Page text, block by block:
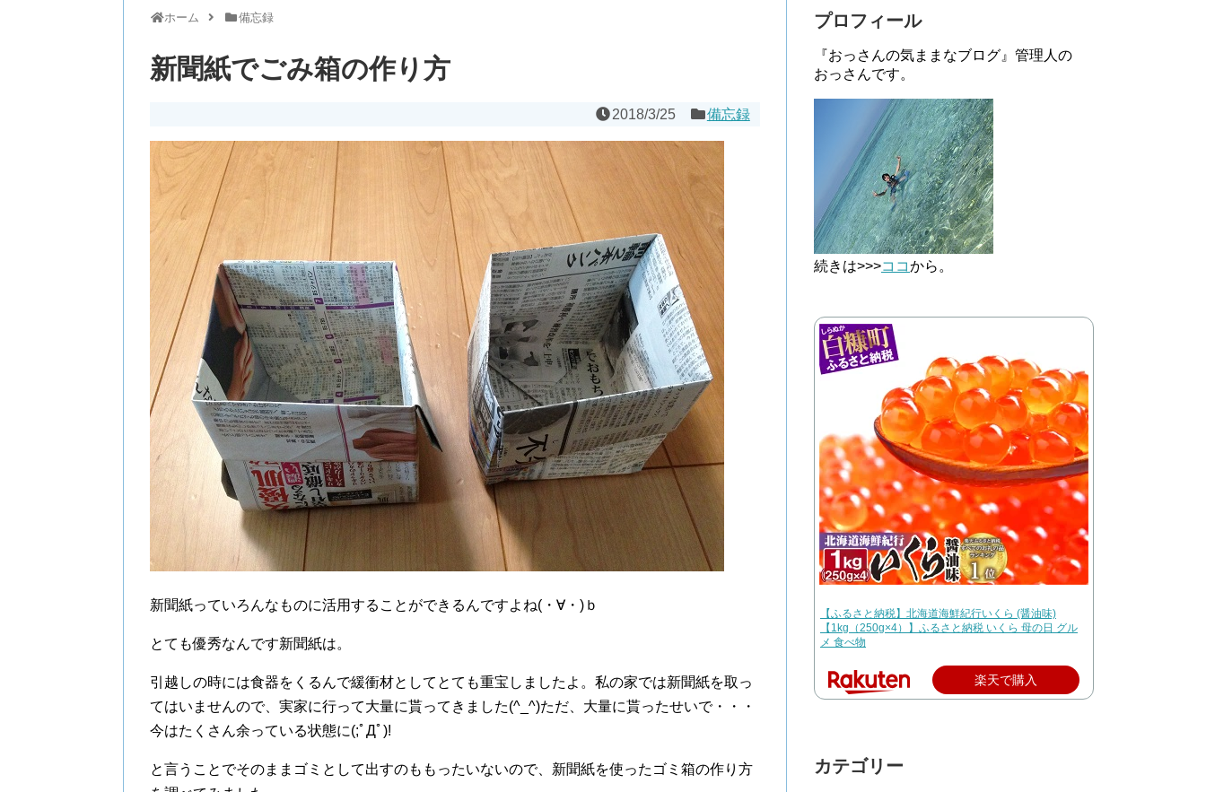
ホーム 備忘録
新聞紙でごみ箱の作り方
2018/3/25 備忘録
新聞紙っていろんなものに活用することができるんですよね(・∀・)ｂ
とても優秀なんです新聞紙は。
引越しの時には食器をくるんで緩衝材としてとても重宝しましたよ。私の家では新聞紙を取っ
てはいませんので、実家に行って大量に貰ってきました(^_^)ただ、大量に貰ったせいで・・・
今はたくさん余っている状態に(;ﾟДﾟ)!
と言うことでそのままゴミとして出すのももったいないので、新聞紙を使ったゴミ箱の作り方
プロフィール
『おっさんの気ままなブログ』管理人の
おっさんです。
続きは>>>ココから。
【ふるさと納税】北海道海鮮紀行いくら (醤油味)
【1kg（250g×4）】ふるさと納税 いくら 母の日 グル
メ 食べ物
楽天で購入
カテゴリー